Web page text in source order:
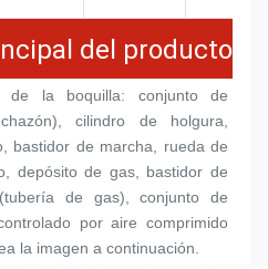
del producto
de la boquilla: conjunto de
), cilindro de holgura,
bastidor de marcha, rueda de
depósito de gas, bastidor de
de gas), conjunto de
por aire comprimido
la imagen a continuación.